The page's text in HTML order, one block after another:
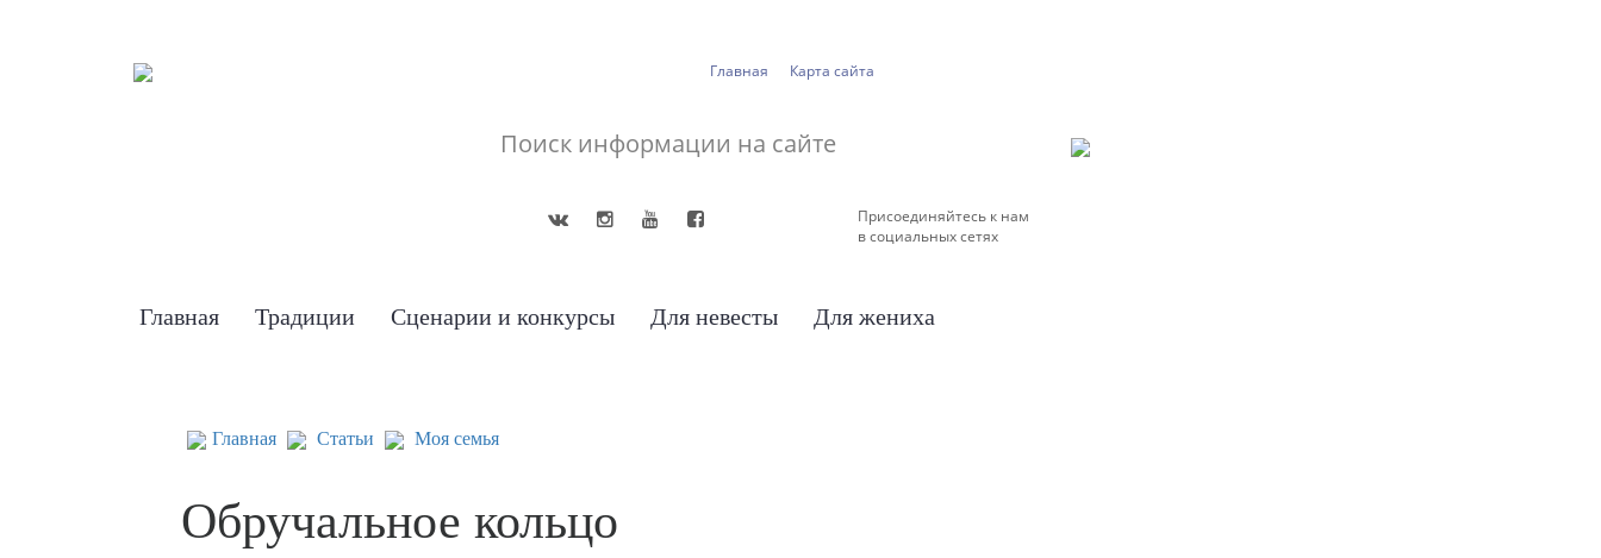
Главная Карта сайта
Присоединяйтесь к нам
в социальных сетях
Главная Традиции Сценарии и конкурсы Для невесты Для жениха
Главная Статьи Моя семья
Обручальное кольцо